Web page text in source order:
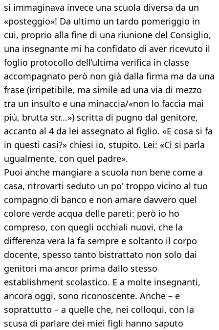
si immaginava invece una scuola diversa da un
«posteggio»! Da ultimo un tardo pomeriggio in
cui, proprio alla fine di una riunione del Consiglio,
una insegnante mi ha confidato di aver ricevuto il
foglio protocollo dell’ultima verifica in classe
accompagnato però non già dalla firma ma da una
frase (irripetibile, ma simile ad una via di mezzo
tra un insulto e una minaccia/«non lo faccia mai
più, brutta str...») scritta di pugno dal genitore,
accanto al 4 da lei assegnato al figlio. «E cosa si fa
in questi casi?» chiesi io, stupito. Lei: «Ci si parla
ugualmente, con quel padre».
Puoi anche mangiare a scuola non bene come a
casa, ritrovarti seduto un po' troppo vicino al tuo
compagno di banco e non amare davvero quel
colore verde acqua delle pareti: però io ho
compreso, con quegli occhiali nuovi, che la
differenza vera la fa sempre e soltanto il corpo
docente, spesso tanto bistrattato non solo dai
genitori ma ancor prima dallo stesso
establishment scolastico. E a molte insegnanti,
ancora oggi, sono riconoscente. Anche – e
soprattutto – a quelle che, nei colloqui, con la
scusa di parlare dei miei figli hanno saputo